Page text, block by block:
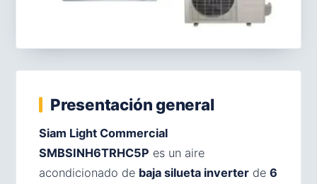
Presentación general
Siam Light Commercial
SMBSINH6TRHC5P es un aire
acondicionado de baja silueta inverter de 6